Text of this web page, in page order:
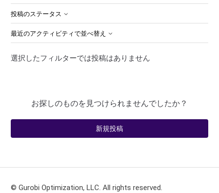
投稿のステータス
最近のアクティビティで並べ替え
選択したフィルターでは投稿はありません
お探しのものを見つけられませんでしたか？
新規投稿
© Gurobi Optimization, LLC. All rights reserved.